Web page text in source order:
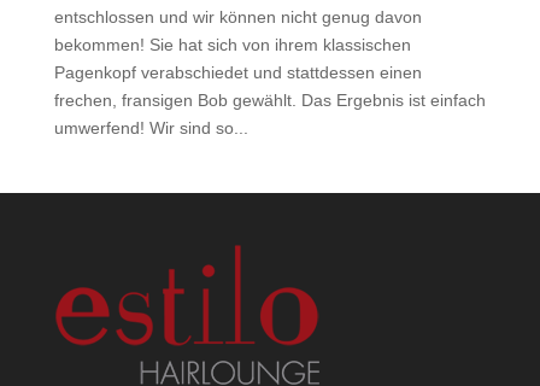
entschlossen und wir können nicht genug davon
bekommen! Sie hat sich von ihrem klassischen
Pagenkopf verabschiedet und stattdessen einen
frechen, fransigen Bob gewählt. Das Ergebnis ist einfach
umwerfend! Wir sind so...